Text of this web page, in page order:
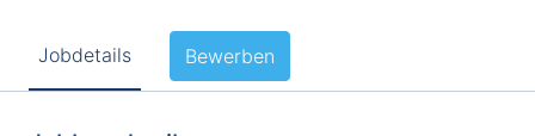
Jobdetails Bewerben